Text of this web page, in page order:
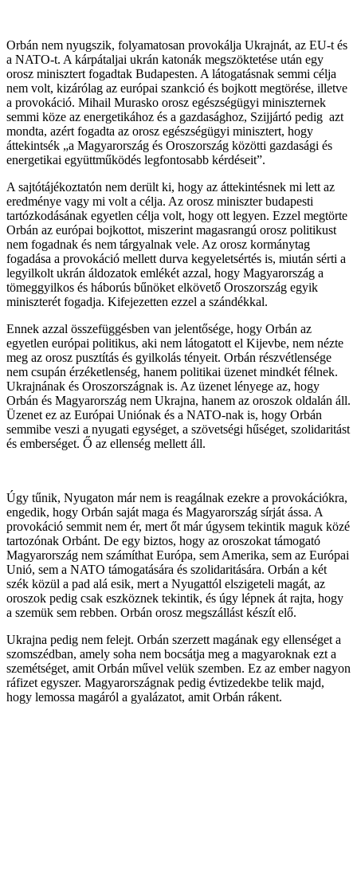
Orbán nem nyugszik, folyamatosan provokálja Ukrajnát, az EU-t és
a NATO-t. A kárpátaljai ukrán katonák megszöktetése után egy
orosz minisztert fogadtak Budapesten. A látogatásnak semmi célja
nem volt, kizárólag az európai szankció és bojkott megtörése, illetve
a provokáció. Mihail Murasko orosz egészségügyi miniszternek
semmi köze az energetikához és a gazdasághoz, Szijjártó pedig azt
mondta, azért fogadta az orosz egészségügyi minisztert, hogy
áttekintsék „a Magyarország és Oroszország közötti gazdasági és
energetikai együttműködés legfontosabb kérdéseit”.
A sajtótájékoztatón nem derült ki, hogy az áttekintésnek mi lett az
eredménye vagy mi volt a célja. Az orosz miniszter budapesti
tartózkodásának egyetlen célja volt, hogy ott legyen. Ezzel megtörte
Orbán az európai bojkottot, miszerint magasrangú orosz politikust
nem fogadnak és nem tárgyalnak vele. Az orosz kormánytag
fogadása a provokáció mellett durva kegyeletsértés is, miután sérti a
legyilkolt ukrán áldozatok emlékét azzal, hogy Magyarország a
tömeggyilkos és háborús bűnöket elkövető Oroszország egyik
miniszterét fogadja. Kifejezetten ezzel a szándékkal.
Ennek azzal összefüggésben van jelentősége, hogy Orbán az
egyetlen európai politikus, aki nem látogatott el Kijevbe, nem nézte
meg az orosz pusztítás és gyilkolás tényeit. Orbán részvétlensége
nem csupán érzéketlenség, hanem politikai üzenet mindkét félnek.
Ukrajnának és Oroszországnak is. Az üzenet lényege az, hogy
Orbán és Magyarország nem Ukrajna, hanem az oroszok oldalán áll.
Üzenet ez az Európai Uniónak és a NATO-nak is, hogy Orbán
semmibe veszi a nyugati egységet, a szövetségi hűséget, szolidaritást
és emberséget. Ő az ellenség mellett áll.
Úgy tűnik, Nyugaton már nem is reagálnak ezekre a provokációkra,
engedik, hogy Orbán saját maga és Magyarország sírját ássa. A
provokáció semmit nem ér, mert őt már úgysem tekintik maguk közé
tartozónak Orbánt. De egy biztos, hogy az oroszokat támogató
Magyarország nem számíthat Európa, sem Amerika, sem az Európai
Unió, sem a NATO támogatására és szolidaritására. Orbán a két
szék közül a pad alá esik, mert a Nyugattól elszigeteli magát, az
oroszok pedig csak eszköznek tekintik, és úgy lépnek át rajta, hogy
a szemük sem rebben. Orbán orosz megszállást készít elő.
Ukrajna pedig nem felejt. Orbán szerzett magának egy ellenséget a
szomszédban, amely soha nem bocsátja meg a magyaroknak ezt a
szemétséget, amit Orbán művel velük szemben. Ez az ember nagyon
ráfizet egyszer. Magyarországnak pedig évtizedekbe telik majd,
hogy lemossa magáról a gyalázatot, amit Orbán rákent.